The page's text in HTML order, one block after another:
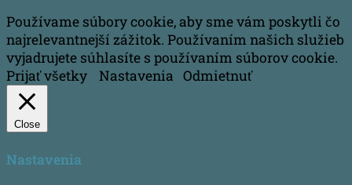
Používame súbory cookie, aby sme vám poskytli čo
najrelevantnejší zážitok. Používaním našich služieb
vyjadrujete súhlasíte s používaním súborov cookie.
Prijať všetky
Nastavenia Odmietnuť
Close
Nastavenia